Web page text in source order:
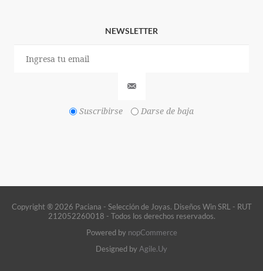
NEWSLETTER
Suscribirse Darse de baja
Copyright ® 2026 Paciana - Selección de Joyas. Diseños Win SRL - RUT
212052260018 - Todos los derechos reservados.
Powered by nopCommerce
Designed byAgile.Uy